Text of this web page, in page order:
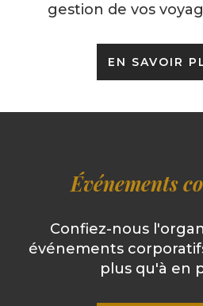
gestion de vos
EN SAVOIR
Événements
Confiez-nous
événements
plus qu'à en